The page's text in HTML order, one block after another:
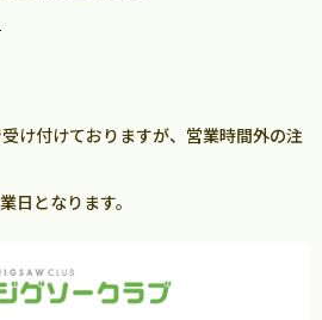
け付けておりますが、営業時間外の注
日となります。